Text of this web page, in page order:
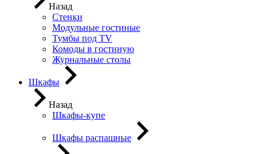
Назад
Стенки
Модульные гостиные
Тумбы под ТV
Комоды в гостиную
Журнальные столы
Шкафы
Назад
Шкафы-купе
Шкафы распашные